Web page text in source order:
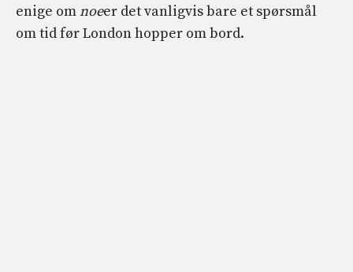
enige omnoeer det vanligvis bare et spørsmål
om tid før London hopper om bord.